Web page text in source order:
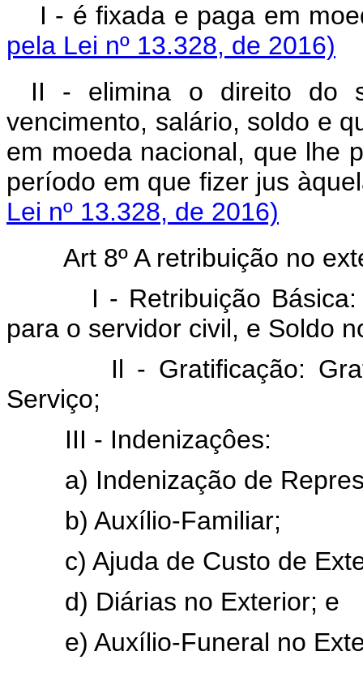
I - é fixada e paga
pela Lei nº 13.328, de 2016)
II - elimina o direito do
vencimento, salário, soldo e
em moeda nacional, que lhe
período em que fizer
Lei nº 13.328, de 2016)
Art 8º A retribuição no
I - Retribuição
para o servidor civil, e Soldo
Il - Gratificação:
Serviço;
III - Indenizaçôes:
a) Indenização de
b) Auxílio-Familiar;
c) Ajuda de Custo de
d) Diárias no Exterior; e
e) Auxílio-Funeral no